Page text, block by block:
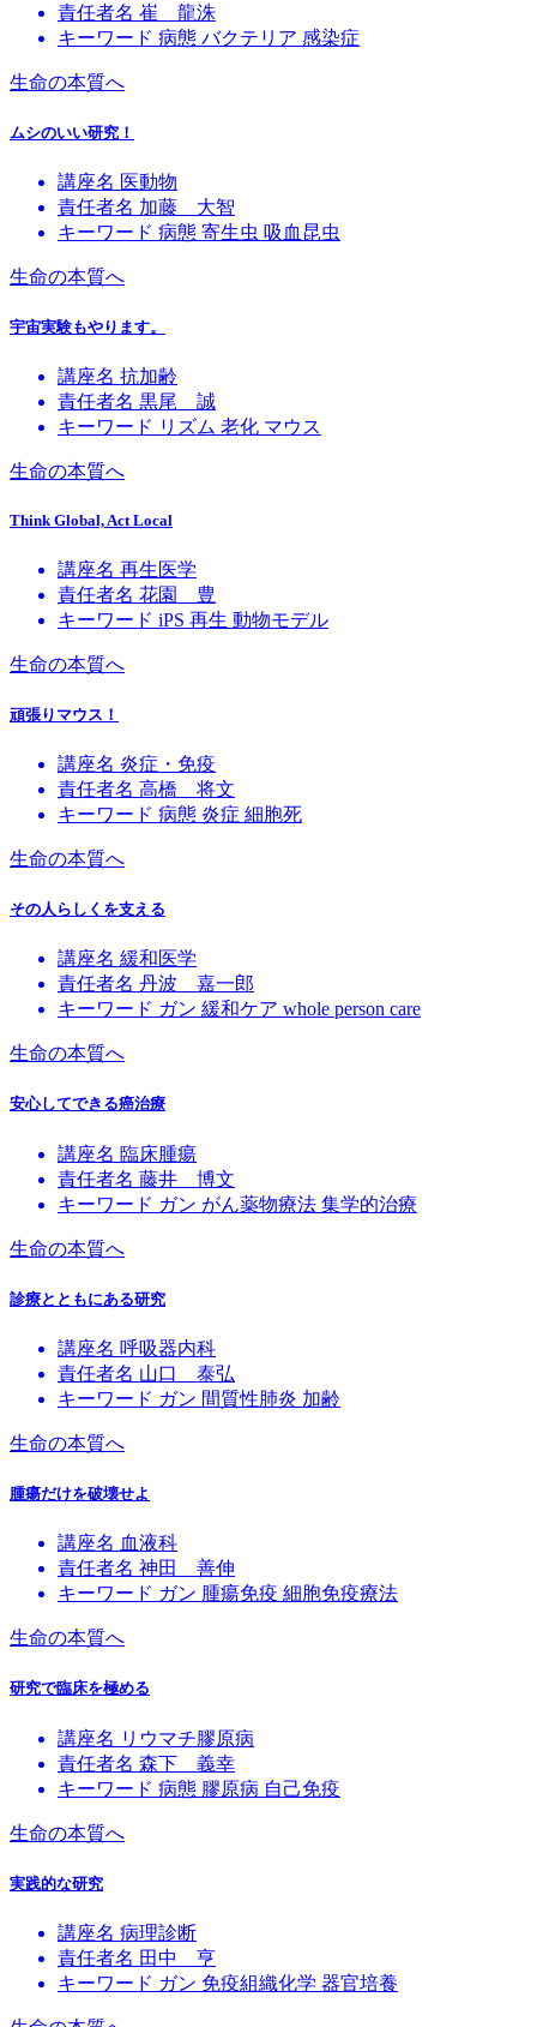
責任者名 崔 龍洙
キーワード 病態 バクテリア 感染症
生命の本質へ
ムシのいい研究！
講座名 医動物
責任者名 加藤 大智
キーワード 病態 寄生虫 吸血昆虫
生命の本質へ
宇宙実験もやります。
講座名 抗加齢
責任者名 黒尾 誠
キーワード リズム 老化 マウス
生命の本質へ
Think Global, Act Local
講座名 再生医学
責任者名 花園 豊
キーワード iPS 再生 動物モデル
生命の本質へ
頑張りマウス！
講座名 炎症・免疫
責任者名 高橋 将文
キーワード 病態 炎症 細胞死
生命の本質へ
その人らしくを支える
講座名 緩和医学
責任者名 丹波 嘉一郎
キーワード ガン 緩和ケア whole person care
生命の本質へ
安心してできる癌治療
講座名 臨床腫瘍
責任者名 藤井 博文
キーワード ガン がん薬物療法 集学的治療
生命の本質へ
診療とともにある研究
講座名 呼吸器内科
責任者名 山口 泰弘
キーワード ガン 間質性肺炎 加齢
生命の本質へ
腫瘍だけを破壊せよ
講座名 血液科
責任者名 神田 善伸
キーワード ガン 腫瘍免疫 細胞免疫療法
生命の本質へ
研究で臨床を極める
講座名 リウマチ膠原病
責任者名 森下 義幸
キーワード 病態 膠原病 自己免疫
生命の本質へ
実践的な研究
講座名 病理診断
責任者名 田中 亨
キーワード ガン 免疫組織化学 器官培養